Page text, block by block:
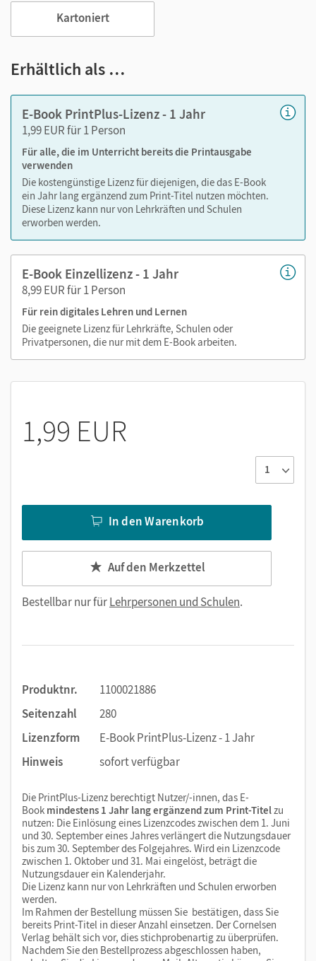
Viele digitale Funktionen unterstützen das Lehren und
Lernen:
Notizen erstellen
Lesezeichen hinzufügen
Zoomen
Kartoniert
Erhältlich als …
E-Book PrintPlus-Lizenz - 1 Jahr
1,99 EUR für 1 Person
Für alle, die im Unterricht bereits die Printausgabe
verwenden
Die kostengünstige Lizenz für diejenigen, die das E-Book
ein Jahr lang ergänzend zum Print-Titel nutzen möchten.
Diese Lizenz kann nur von Lehrkräften und Schulen
erworben werden.
E-Book Einzellizenz - 1 Jahr
8,99 EUR für 1 Person
Für rein digitales Lehren und Lernen
Die geeignete Lizenz für Lehrkräfte, Schulen oder
Privatpersonen, die nur mit dem E-Book arbeiten.
1,99 EUR
In den Warenkorb
Auf den Merkzettel
Bestellbar nur fürLehrpersonen und Schulen.
Produktnr.
1100021886
Seitenzahl
280
Lizenzform
E-Book PrintPlus-Lizenz - 1 Jahr
Hinweis
sofort verfügbar
Die PrintPlus-Lizenz berechtigt Nutzer/-innen, das E-
Book mindestens 1 Jahr lang ergänzend zum Print-Titelzu
nutzen: Die Einlösung eines Lizenzcodes zwischen dem 1. Juni
und 30. September eines Jahres verlängert die Nutzungsdauer
bis zum 30. September des Folgejahres. Wird ein Lizenzcode
zwischen 1. Oktober und 31. Mai eingelöst, beträgt die
Nutzungsdauer ein Kalenderjahr.
Die Lizenz kann nur von Lehrkräften und Schulen erworben
werden.
Im Rahmen der Bestellung müssen Sie bestätigen, dass Sie
bereits Print-Titel in dieser Anzahl einsetzen. Der Cornelsen
Verlag behält sich vor, dies stichprobenartig zu überprüfen.
Nachdem Sie den Bestellprozess abgeschlossen haben,